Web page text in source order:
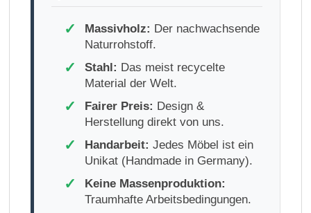
✓ Massivholz: Der nachwachsende
Naturrohstoff.
✓ Stahl: Das meist recycelte
Material der Welt.
✓ Fairer Preis: Design &
Herstellung direkt von uns.
✓ Handarbeit: Jedes Möbel ist ein
Unikat (Handmade in Germany).
✓
Keine Massenproduktion:
Traumhafte Arbeitsbedingungen.